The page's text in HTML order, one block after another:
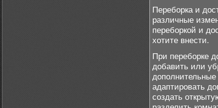
Переборка и
различные
переборкой и
хотите внести.
При переборке
добавить или
адаптировать
создать